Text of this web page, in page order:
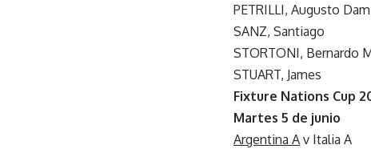
PETRILLI, Augusto
SANZ, Santiago
STORTONI, Bernardo
STUART, James
Fixture Nations Cup
Martes 5 de junio
Argentina A v Italia A